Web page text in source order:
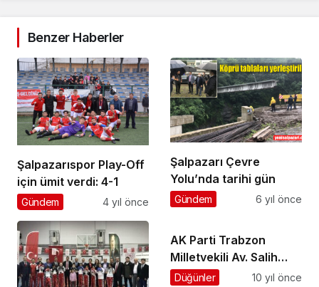
Benzer Haberler
Şalpazarıspor Play-Off
için ümit verdi: 4-1
Gündem 4 yıl önce
Şalpazarı Çevre
Yolu’nda tarihi gün
Gündem 6 yıl önce
AK Parti Trabzon
Milletvekili Av. Salih
Cora TBMM’de konuştu
Düğünler 10 yıl önce